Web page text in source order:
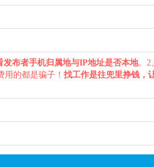
发布者手机归属地与IP地址是否本地。2
的都是骗子！ 找工作是往兜里挣钱，